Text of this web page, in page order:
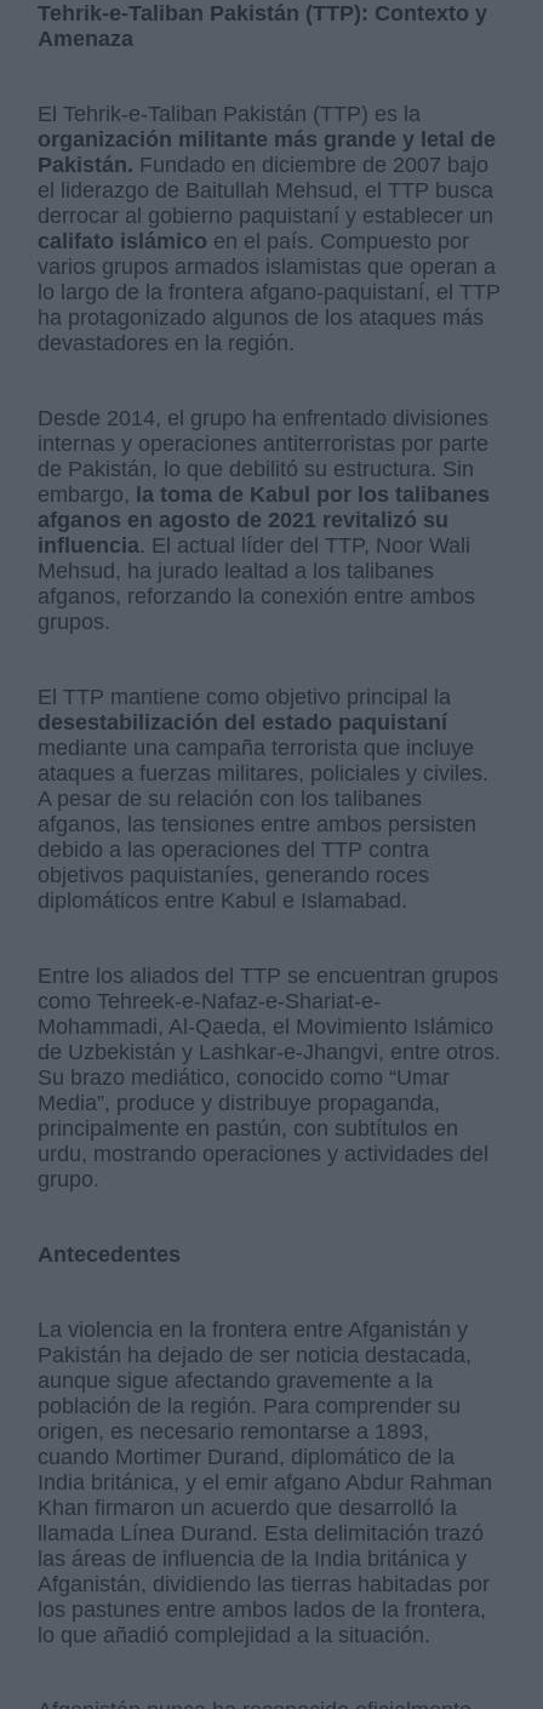
Tehrik-e-Taliban Pakistán (TTP): Contexto y
Amenaza
El Tehrik-e-Taliban Pakistán (TTP) es la
organización militante más grande y letal de
Pakistán. Fundado en diciembre de 2007 bajo
el liderazgo de Baitullah Mehsud, el TTP busca
derrocar al gobierno paquistaní y establecer un
califato islámico en el país. Compuesto por
varios grupos armados islamistas que operan a
lo largo de la frontera afgano-paquistaní, el TTP
ha protagonizado algunos de los ataques más
devastadores en la región.
Desde 2014, el grupo ha enfrentado divisiones
internas y operaciones antiterroristas por parte
de Pakistán, lo que debilitó su estructura. Sin
embargo,
la toma de Kabul por los talibanes
afganos en agosto de 2021 revitalizó su
influencia. El actual líder del TTP, Noor Wali
Mehsud, ha jurado lealtad a los talibanes
afganos, reforzando la conexión entre ambos
grupos.
El TTP mantiene como objetivo principal la
desestabilización del estado paquistaní
mediante una campaña terrorista que incluye
ataques a fuerzas militares, policiales y civiles.
A pesar de su relación con los talibanes
afganos, las tensiones entre ambos persisten
debido a las operaciones del TTP contra
objetivos paquistaníes, generando roces
diplomáticos entre Kabul e Islamabad.
Entre los aliados del TTP se encuentran grupos
como Tehreek-e-Nafaz-e-Shariat-e-
Mohammadi, Al-Qaeda, el Movimiento Islámico
de Uzbekistán y Lashkar-e-Jhangvi, entre otros.
Su brazo mediático, conocido como “Umar
Media”, produce y distribuye propaganda,
principalmente en pastún, con subtítulos en
urdu, mostrando operaciones y actividades del
grupo.
Antecedentes
La violencia en la frontera entre Afganistán y
Pakistán ha dejado de ser noticia destacada,
aunque sigue afectando gravemente a la
población de la región. Para comprender su
origen, es necesario remontarse a 1893,
cuando Mortimer Durand, diplomático de la
India británica, y el emir afgano Abdur Rahman
Khan firmaron un acuerdo que desarrolló la
llamada Línea Durand. Esta delimitación trazó
las áreas de influencia de la India británica y
Afganistán, dividiendo las tierras habitadas por
los pastunes entre ambos lados de la frontera,
lo que añadió complejidad a la situación.